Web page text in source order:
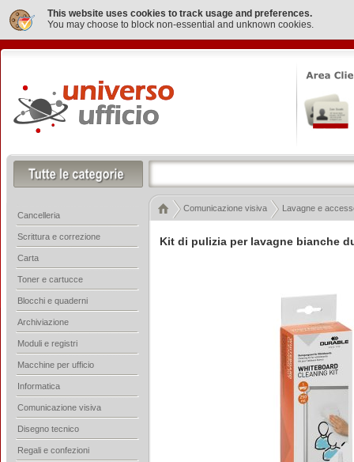
This website uses cookies to track usage and preferences.
You may choose to block non-essential and unknown cookies.
Kit di pulizia per lavagne bianche
Comunicazione visiva Lavagne e
Cancelleria
Scrittura e correzione
Carta
Toner e cartucce
Blocchi e quaderni
Archiviazione
Moduli e registri
Macchine per ufficio
Informatica
Comunicazione visiva
Disegno tecnico
Regali e confezioni